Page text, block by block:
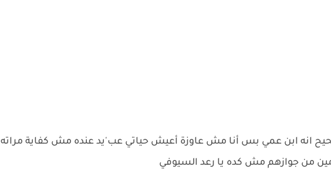
ابن عمي بس أنا مش عاوزة أعيش حياتي عب'يد عنده مش كفاية مراته
من جوازهم مش كده يا رعد السيوفي